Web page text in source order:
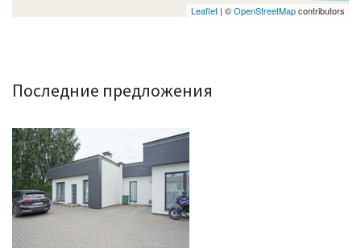
Leaflet | ©OpenStreetMapcontributors
Последние предложения